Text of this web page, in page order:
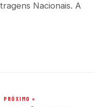
Nacionais. A
PRÓXIMO »